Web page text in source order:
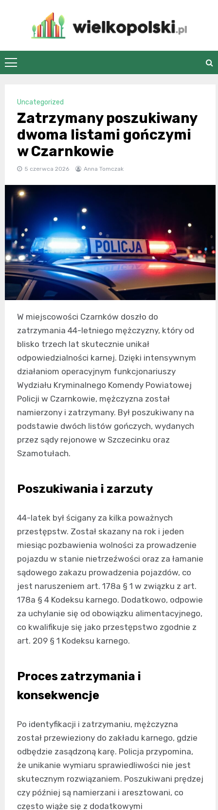
wielkopolski.pl
Uncategorized
Zatrzymany poszukiwany
dwoma listami gończymi
w Czarnkowie
5 czerwca 2026 Anna Tomczak
W miejscowości Czarnków doszło do
zatrzymania 44-letniego mężczyzny, który od
blisko trzech lat skutecznie unikał
odpowiedzialności karnej. Dzięki intensywnym
działaniom operacyjnym funkcjonariuszy
Wydziału Kryminalnego Komendy Powiatowej
Policji w Czarnkowie, mężczyzna został
namierzony i zatrzymany. Był poszukiwany na
podstawie dwóch listów gończych, wydanych
przez sądy rejonowe w Szczecinku oraz
Szamotułach.
Poszukiwania i zarzuty
44-latek był ścigany za kilka poważnych
przestępstw. Został skazany na rok i jeden
miesiąc pozbawienia wolności za prowadzenie
pojazdu w stanie nietrzeźwości oraz za łamanie
sądowego zakazu prowadzenia pojazdów, co
jest naruszeniem art. 178a § 1 w związku z art.
178a § 4 Kodeksu karnego. Dodatkowo, odpowie
za uchylanie się od obowiązku alimentacyjnego,
co kwalifikuje się jako przestępstwo zgodnie z
art. 209 § 1 Kodeksu karnego.
Proces zatrzymania i
konsekwencje
Po identyfikacji i zatrzymaniu, mężczyzna
został przewieziony do zakładu karnego, gdzie
odbędzie zasądzoną karę. Policja przypomina,
że unikanie wymiaru sprawiedliwości nie jest
skutecznym rozwiązaniem. Poszukiwani prędzej
czy później są namierzani i aresztowani, co
często wiąże się z dodatkowymi